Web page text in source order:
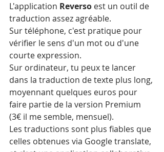
L'application Reverso est un outil de
traduction assez agréable.
Sur téléphone, c'est pratique pour
vérifier le sens d'un mot ou d'une
courte expression.
Sur ordinateur, tu peux te lancer
dans la traduction de texte plus long,
moyennant quelques euros pour
faire partie de la version Premium
(3€ il me semble, mensuel).
Les traductions sont plus fiables que
celles obtenues via Google translate,